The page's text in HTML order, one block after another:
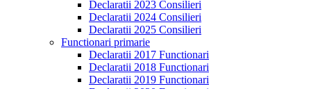
Declaratii 2023 Consilieri
Declaratii 2024 Consilieri
Declaratii 2025 Consilieri
Functionari primarie
Declaratii 2017 Functionari
Declaratii 2018 Functionari
Declaratii 2019 Functionari